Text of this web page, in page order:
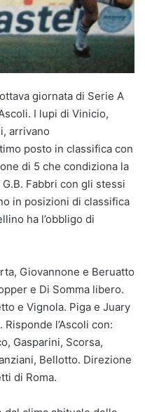
giornata di Serie A
I lupi di Vinicio,
arrivano
posto in classifica con
di 5 che condiziona la
Fabbri con gli stessi
in posizioni di classifica
ha l’obbligo di
Giovannone e Beruatto
e Di Somma libero.
e Vignola. Piga e Juary
l’Ascoli con:
Gasparini, Scorsa,
Bellotto. Direzione
di Roma.